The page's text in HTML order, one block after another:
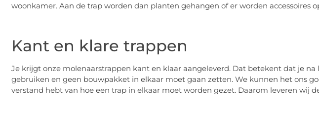
woonkamer. Aan de trap worden dan planten gehangen of er worden accessoires
Kant en klare trappen
Je krijgt onze molenaarstrappen kant en klaar aangeleverd. Dat betekent dat je
gebruiken en geen bouwpakket in elkaar moet gaan zetten. We kunnen het ons
verstand hebt van hoe een trap in elkaar moet worden gezet. Daarom leveren wij